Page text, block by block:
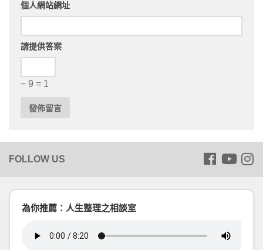
個人網站網址
請提供答案
− 9 = 1
為你推薦：人生整理之相談室